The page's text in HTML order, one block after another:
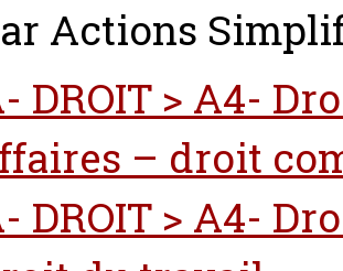
Actions
DROIT > A4-
– droit
DROIT > A4-